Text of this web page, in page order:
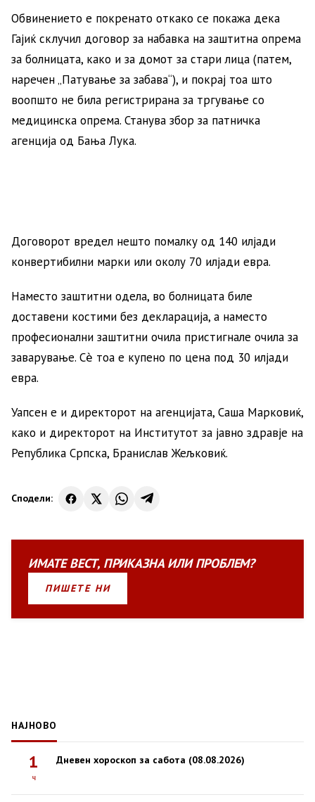
Обвинението е покренато откако се покажа дека
Гајиќ склучил договор за набавка на заштитна опрема
за болницата, како и за домот за стари лица (патем,
наречен „Патување за забава“), и покрај тоа што
воопшто не била регистрирана за тргување со
медицинска опрема. Станува збор за патничка
агенција од Бања Лука.
Договорот вредел нешто помалку од 140 илјади
конвертибилни марки или околу 70 илјади евра.
Наместо заштитни одела, во болницата биле
доставени костими без декларација, а наместо
професионални заштитни очила пристигнале очила за
заварување. Сѐ тоа е купено по цена под 30 илјади
евра.
Уапсен е и директорот на агенцијата, Саша Марковиќ,
како и директорот на Институтот за јавно здравје на
Република Српска, Бранислав Жељковиќ.
Сподели:
ИМАТЕВЕСТ, ПРИКАЗНАИЛИПРОБЛЕМ?
ПИШЕТЕ НИ
НАЈНОВО
1
ч
Дневен хороскоп за сабота (08.08.2026)